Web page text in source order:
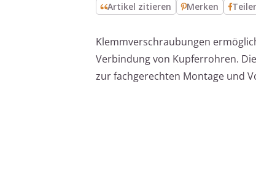
Artikel zitieren Merken
Klemmverschraubungen
Verbindung von Kupferrohren.
zur fachgerechten Montage und